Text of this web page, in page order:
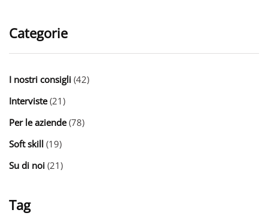
Categorie
I nostri consigli (42)
Interviste(21)
Per le aziende(78)
Soft skill (19)
Su di noi (21)
Tag